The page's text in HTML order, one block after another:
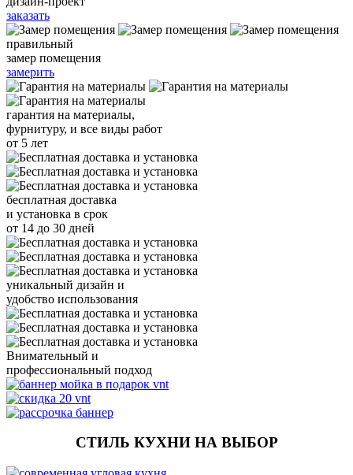
заказать
правильный
замер помещения
замерить
гарантия на материалы,
фурнитуру, и все виды работ
от 5 лет
бесплатная доставка
и установка в срок
от 14 до 30 дней
уникальный дизайн и
удобство использования
Внимательный и
профессиональный подход
СТИЛЬ КУХНИ НА ВЫБОР